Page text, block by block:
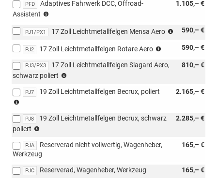
4x4)
110
für
4x4)
PFD 1.105,– €
Adaptives Fahrwerk DCC, Offroad-
Assistent
4x4)
für
kW,
für
4x4)
PJ1/PX1 590,– €
17 Zoll Leichtmetallfelgen Mensa Aero
(außer
PJ2 590,– €
17 Zoll Leichtmetallfelgen Rotare Aero
(außer
PJ3/PX3 810,– €
17 Zoll Leichtmetallfelgen Slagard Aero,
schwarz poliert
PJ7 2.165,– €
19 Zoll Leichtmetallfelgen Becrux, poliert
mit
s3FU/PFA/Loft
PJ8 2.285,– €
19 Zoll Leichtmetallfelgen Becrux, schwarz
poliert
mit
s3FU/PFA/Loft
PJA 165,– €
Reserverad nicht vollwertig, Wagenheber,
Werkzeug
PJC 165,– €
Reserverad, Wagenheber, Werkzeug